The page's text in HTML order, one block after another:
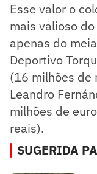
Esse valor o
mais valioso
apenas do
Deportivo
(16 milhões de
Leandro
milhões de
reais).
SUGERIDA